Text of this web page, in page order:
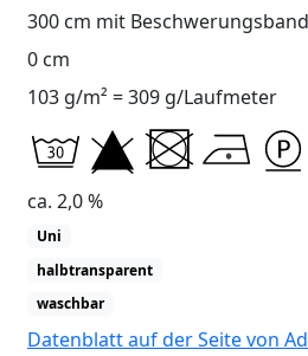
300 cm mit Beschwerungsband
0 cm
103 g/m² = 309 g/Laufmeter
ca. 2,0 %
Uni
halbtransparent
waschbar
Datenblatt auf der Seite von